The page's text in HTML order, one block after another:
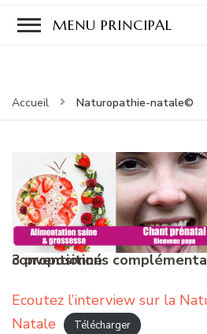
MENU PRINCIPAL
Accueil Naturopathie-natale©
3 propositions complémentaires au suivi conventionné
Ecoutez l’interview sur la
Natale
Télécharger